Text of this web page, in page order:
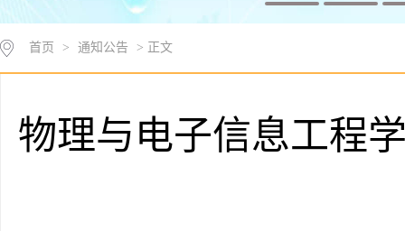
首页 > 通知公告 > 正文
物理与电子信息工程